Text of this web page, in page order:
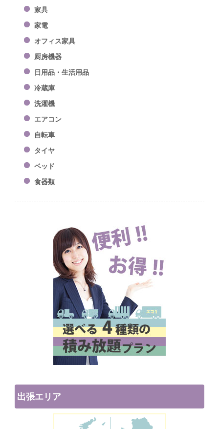
家具
家電
オフィス家具
厨房機器
日用品・生活用品
冷蔵庫
洗濯機
エアコン
自転車
タイヤ
ベッド
食器類
出張エリア